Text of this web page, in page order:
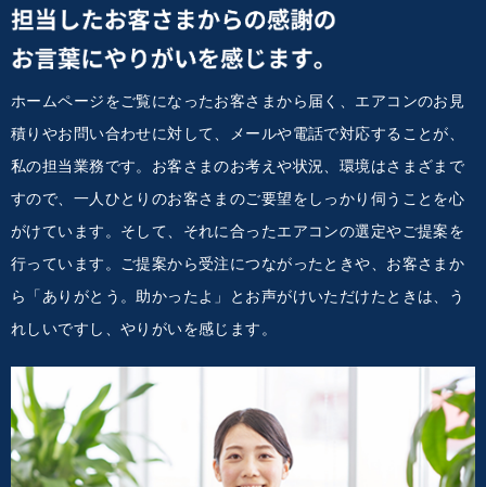
ホームページをご覧になったお客さまから届く、エアコンのお見
積りやお問い合わせに対して、メールや電話で対応することが、
私の担当業務です。お客さまのお考えや状況、環境はさまざまで
すので、一人ひとりのお客さまのご要望をしっかり伺うことを心
がけています。そして、それに合ったエアコンの選定やご提案を
行っています。ご提案から受注につながったときや、お客さまか
ら「ありがとう。助かったよ」とお声がけいただけたときは、う
れしいですし、やりがいを感じます。